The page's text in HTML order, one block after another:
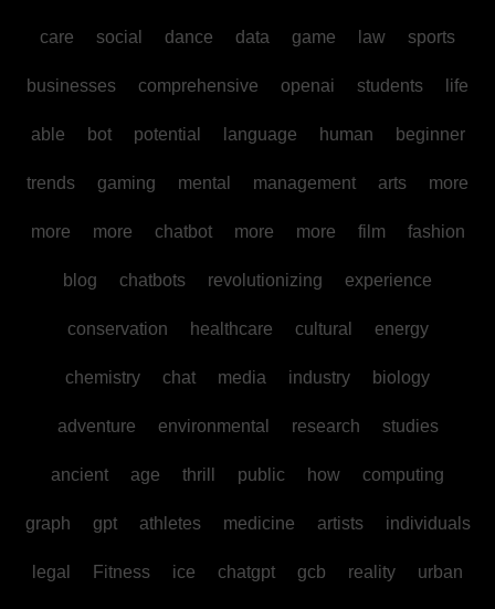
care social dance data game law sports
businesses comprehensive openai students life
able bot potential language human beginner
trends gaming mental management arts more
more more chatbot more more film fashion
blog chatbots revolutionizing experience
conservation healthcare cultural energy
chemistry chat media industry biology
adventure environmental research studies
ancient age thrill public how computing
graph gpt athletes medicine artists individuals
legal Fitness ice chatgpt gcb reality urban